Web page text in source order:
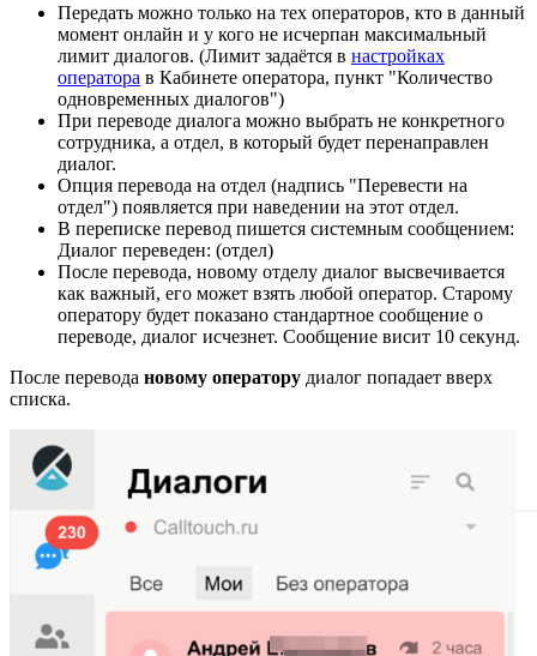
Передать можно только на тех операторов, кто в данный
момент онлайн и у кого не исчерпан максимальный
лимит диалогов. (Лимит задаётся в настройках
оператора в Кабинете оператора, пункт "Количество
одновременных диалогов")
При переводе диалога можно выбрать не конкретного
сотрудника, а отдел, в который будет перенаправлен
диалог.
Опция перевода на отдел (надпись "Перевести на
отдел") появляется при наведении на этот отдел.
В переписке перевод пишется системным сообщением:
Диалог переведен: (отдел)
После перевода, новому отделу диалог высвечивается
как важный, его может взять любой оператор. Старому
оператору будет показано стандартное сообщение о
переводе, диалог исчезнет. Сообщение висит 10 секунд.
После перевода новому оператору диалог попадает вверх
списка.